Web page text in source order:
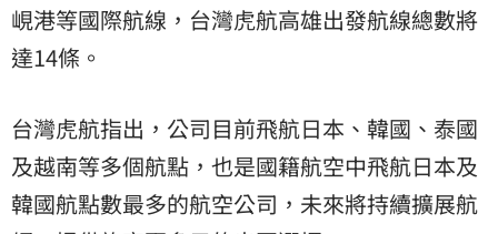
峴港等國際航線，台灣虎航高雄出發航線總數將
達14條。
台灣虎航指出，公司目前飛航日本、韓國、泰國
及越南等多個航點，也是國籍航空中飛航日本及
韓國航點數最多的航空公司，未來將持續擴展航